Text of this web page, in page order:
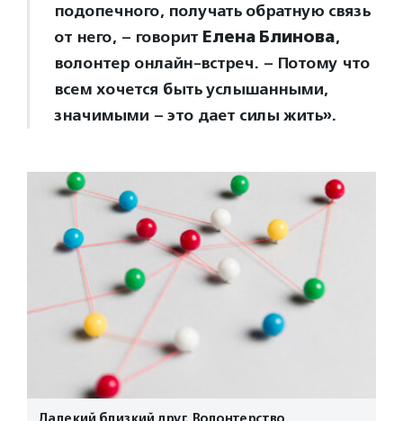
подопечного, получать обратную связь
от него, – говорит Елена Блинова,
волонтер онлайн-встреч. – Потому что
всем хочется быть услышанными,
значимыми – это дает силы жить».